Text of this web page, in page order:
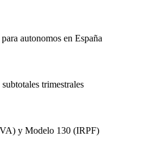
autonomos en España
trimestrales
y Modelo 130 (IRPF)